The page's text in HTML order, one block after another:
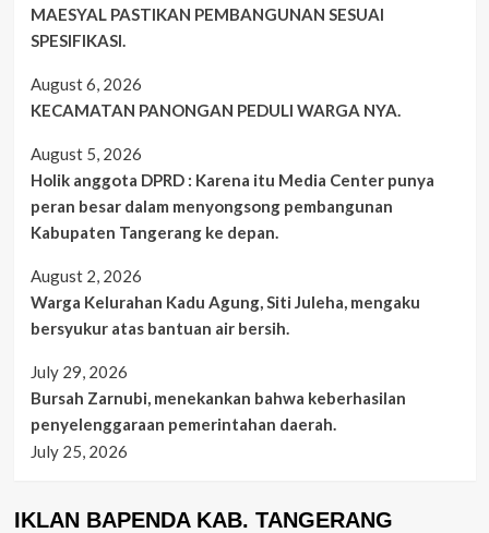
MAESYAL PASTIKAN PEMBANGUNAN SESUAI
SPESIFIKASI.
August 6, 2026
KECAMATAN PANONGAN PEDULI WARGA NYA.
August 5, 2026
Holik anggota DPRD : Karena itu Media Center punya
peran besar dalam menyongsong pembangunan
Kabupaten Tangerang ke depan.
August 2, 2026
Warga Kelurahan Kadu Agung, Siti Juleha, mengaku
bersyukur atas bantuan air bersih.
July 29, 2026
Bursah Zarnubi, menekankan bahwa keberhasilan
penyelenggaraan pemerintahan daerah.
July 25, 2026
IKLAN BAPENDA KAB. TANGERANG